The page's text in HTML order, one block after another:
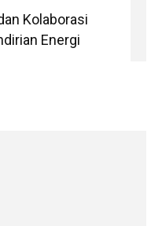
Kolaborasi
Energi